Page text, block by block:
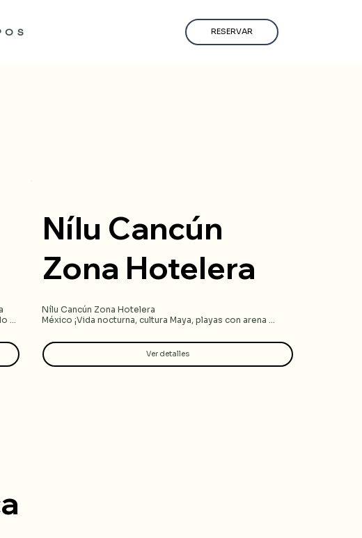
RESERVAR
Nílu Cancún
Zona Hotelera
Nílu Cancún Zona Hotelera
México ¡Vida nocturna, cultura Maya, playas con arena
Hotelera de Cancún, internacionalmente conocido como
"el Miami de México"
Ver detalles